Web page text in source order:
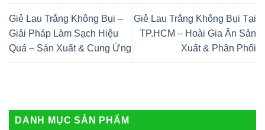
Giẻ Lau Trắng Không Bụi –
Giải Pháp Làm Sạch Hiệu
Quả – Sản Xuất & Cung Ứng
Giẻ Lau Trắng Không Bụi Tại
TP.HCM – Hoài Gia Ân Sản
Xuất & Phân Phối
DANH MỤC SẢN PHẨM